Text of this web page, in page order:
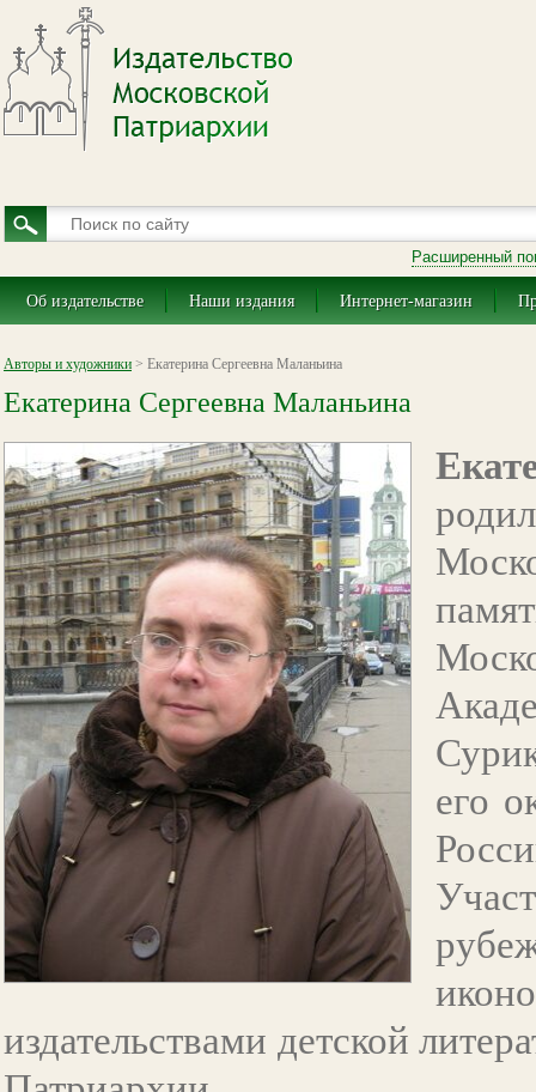
Расширенный
Об издательстве Наши издания Интернет-магазин
Авторы и художники > Екатерина Сергеевна Маланьина
Екатерина Сергеевна Маланьина
его
издательствами детской